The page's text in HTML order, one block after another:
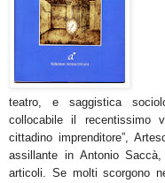
teatro, e saggistica
collocabile il recentissimo
cittadino imprenditore”,
assillante in Antonio
articoli. Se molti scorgono